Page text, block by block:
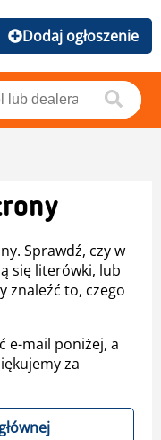
Dodaj ogłoszenie
Sprawdź, czy w
się literówki, lub
znaleźć to, czego
e-mail poniżej, a
za